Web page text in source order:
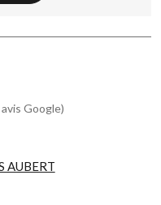
Google)
AUBERT